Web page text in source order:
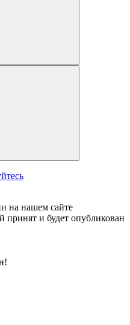
на нашем сайте
и будет опубликован